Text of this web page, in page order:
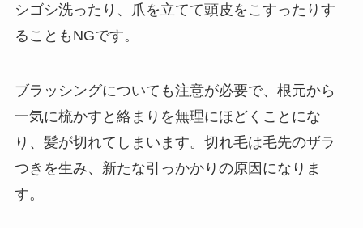
シゴシ洗ったり、爪を立てて頭皮をこすったりす
ることもNGです。
ブラッシングについても注意が必要で、根元から
一気に梳かすと絡まりを無理にほどくことにな
り、髪が切れてしまいます。切れ毛は毛先のザラ
つきを生み、新たな引っかかりの原因になりま
す。